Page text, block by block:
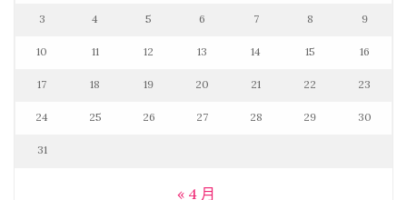
3 4 5 6 7 8 9
10 11 12 13 14 15 16
17 18 19 20 21 22 23
24 25 26 27 28 29 30
31
« 4 月